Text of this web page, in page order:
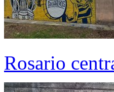
Rosario